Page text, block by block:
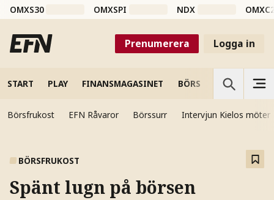
OMXS30 OMXSPI NDX
Prenumerera Logga in
START PLAY FINANSMAGASINET BÖRS VETENSKAP
Börsfrukost EFN Råvaror Börssurr Intervjun Kielos möter
BÖRSFRUKOST
Spänt lugn på börsen